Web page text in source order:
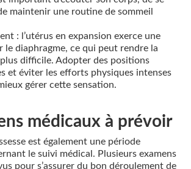
maintenir une routine de sommeil
: l’utérus en expansion exerce une
le diaphragme, ce qui peut rendre la
difficile. Adopter des positions
et éviter les efforts physiques intenses
gérer cette sensation.
médicaux à prévoir
est également une période
le suivi médical. Plusieurs examens
pour s’assurer du bon déroulement de